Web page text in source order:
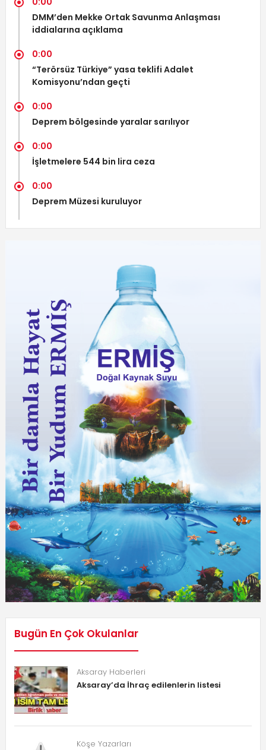
DMM’den Mekke Ortak Savunma Anlaşması
iddialarına açıklama
0:00
“Terörsüz Türkiye” yasa teklifi Adalet
Komisyonu’ndan geçti
0:00
Deprem bölgesinde yaralar sarılıyor
0:00
İşletmelere 544 bin lira ceza
0:00
Deprem Müzesi kuruluyor
Bugün En Çok Okulanlar
Aksaray Haberleri
Aksaray’da İhraç edilenlerin listesi
Köşe Yazarları